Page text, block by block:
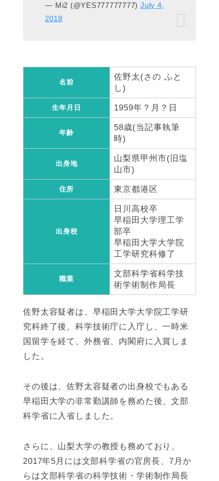
— Mi2 (@YES777777777) July 4,
2018
名前
佐野太(さの ふと
し)
生年月日 1959年？月？日
年齢
58歳(当記事執筆
時)
出身地
山梨県甲州市(旧塩
山市)
住所 東京都港区
出身校
日川高校卒
早稲田大学理工学
部卒
早稲田大学大学院
工学研究科修了
職業
文部科学省科学技
術学術制作局長
佐野太容疑者は、早稲田大学大学院工学研
究科終了後、科学技術庁に入庁し、一時米
国留学を経て、外務省、内閣府に入賞しま
した。
その後は、佐野太容疑者の出身校でもある
早稲田大学の非常勤講師を務めた後、文部
科学省に入省しました。
さらに、山梨大学の教授も務めており、
2017年5月には文部科学省の官房長、7月か
らは文部科学省の科学技術・学術制作局長